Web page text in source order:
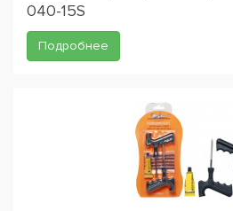
040-15S
Подробнее